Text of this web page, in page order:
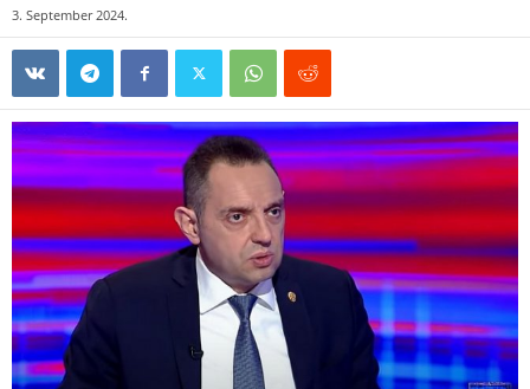
3. September 2024.